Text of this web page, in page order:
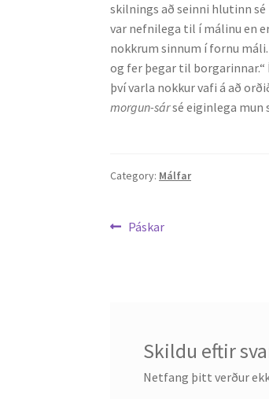
skilnings að seinni hlutinn
var nefnilega til í málinu en
nokkrum sinnum í fornu
og fer þegar til
því varla nokkur vafi á að
morgun-sársé eiginlega
Category: Málfar
Leiðarkerfi
Previous
Páskar
Skildu eftir
Netfang þitt verður